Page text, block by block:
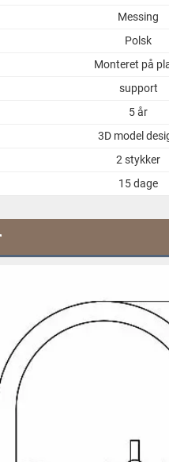
Messing
Polsk
Monteret på
support
5 år
3D model
2 stykker
15 dage